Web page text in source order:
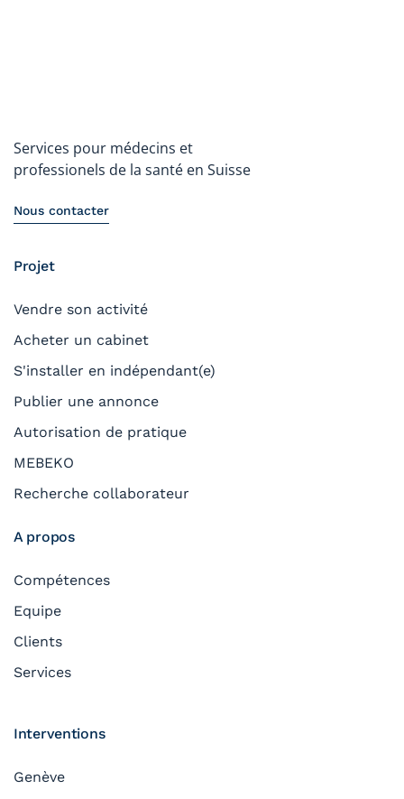
Services pour médecins et
professionels de la santé en Suisse
Nous contacter
Projet
Vendre son activité
Acheter un cabinet
S'installer en indépendant(e)
Publier une annonce
Autorisation de pratique
MEBEKO
Recherche collaborateur
A propos
Compétences
Equipe
Clients
Services
Interventions
Genève